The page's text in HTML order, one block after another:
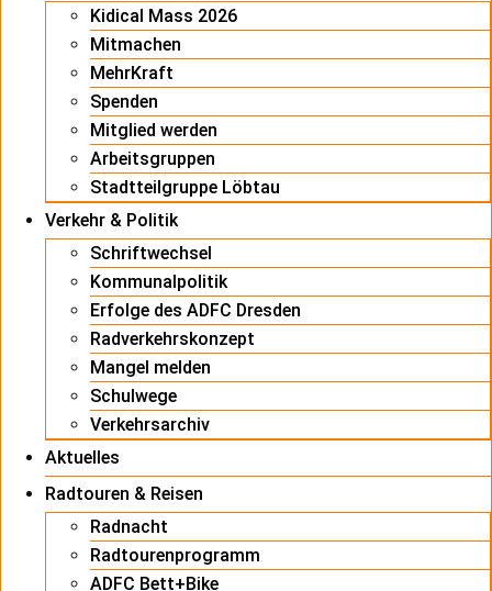
Kidical Mass 2026
Mitmachen
MehrKraft
Spenden
Mitglied werden
Arbeitsgruppen
Stadtteilgruppe Löbtau
Verkehr & Politik
Schriftwechsel
Kommunalpolitik
Erfolge des ADFC Dresden
Radverkehrskonzept
Mangel melden
Schulwege
Verkehrsarchiv
Aktuelles
Radtouren & Reisen
Radnacht
Radtourenprogramm
ADFC Bett+Bike